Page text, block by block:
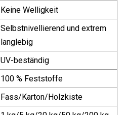
Keine Welligkeit
Selbstnivellierend und extrem
langlebig
UV-beständig
100 % Feststoffe
Fass/Karton/Holzkiste